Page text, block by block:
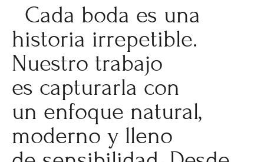
Cada boda es una
historia irrepetible.
Nuestro trabajo
es capturarla con
un enfoque natural,
moderno y lleno